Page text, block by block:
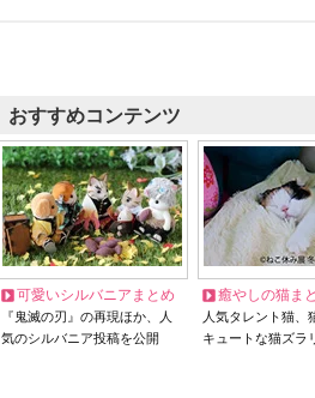
おすすめコンテンツ
可愛いシルバニアまとめ
『鬼滅の刃』の再現ほか、人
気のシルバニア投稿を公開
癒やしの猫ま
人気タレント猫
キュートな猫ズラ